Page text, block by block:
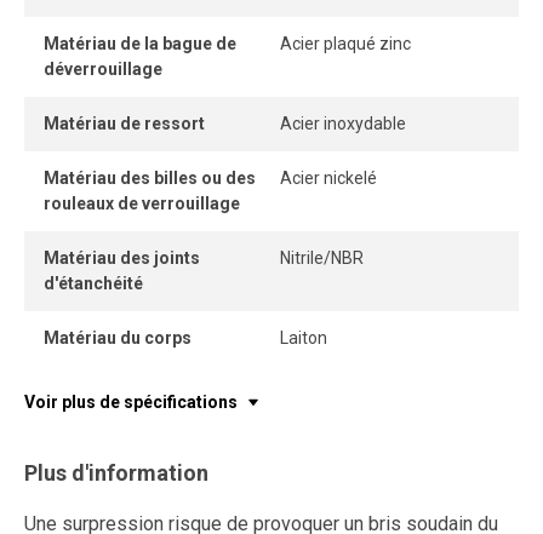
Matériau de la bague de
déverrouillage
Acier plaqué zinc
Matériau de ressort Acier inoxydable
Matériau des billes ou des
rouleaux de verrouillage
Acier nickelé
Matériau des joints
d'étanchéité
Nitrile/NBR
Matériau du corps Laiton
Voir plus de spécifications
Plus d'information
Une surpression risque de provoquer un bris soudain du